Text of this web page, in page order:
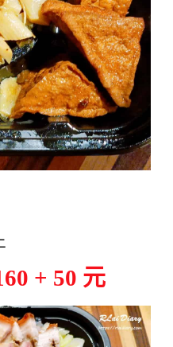
+ 50 元